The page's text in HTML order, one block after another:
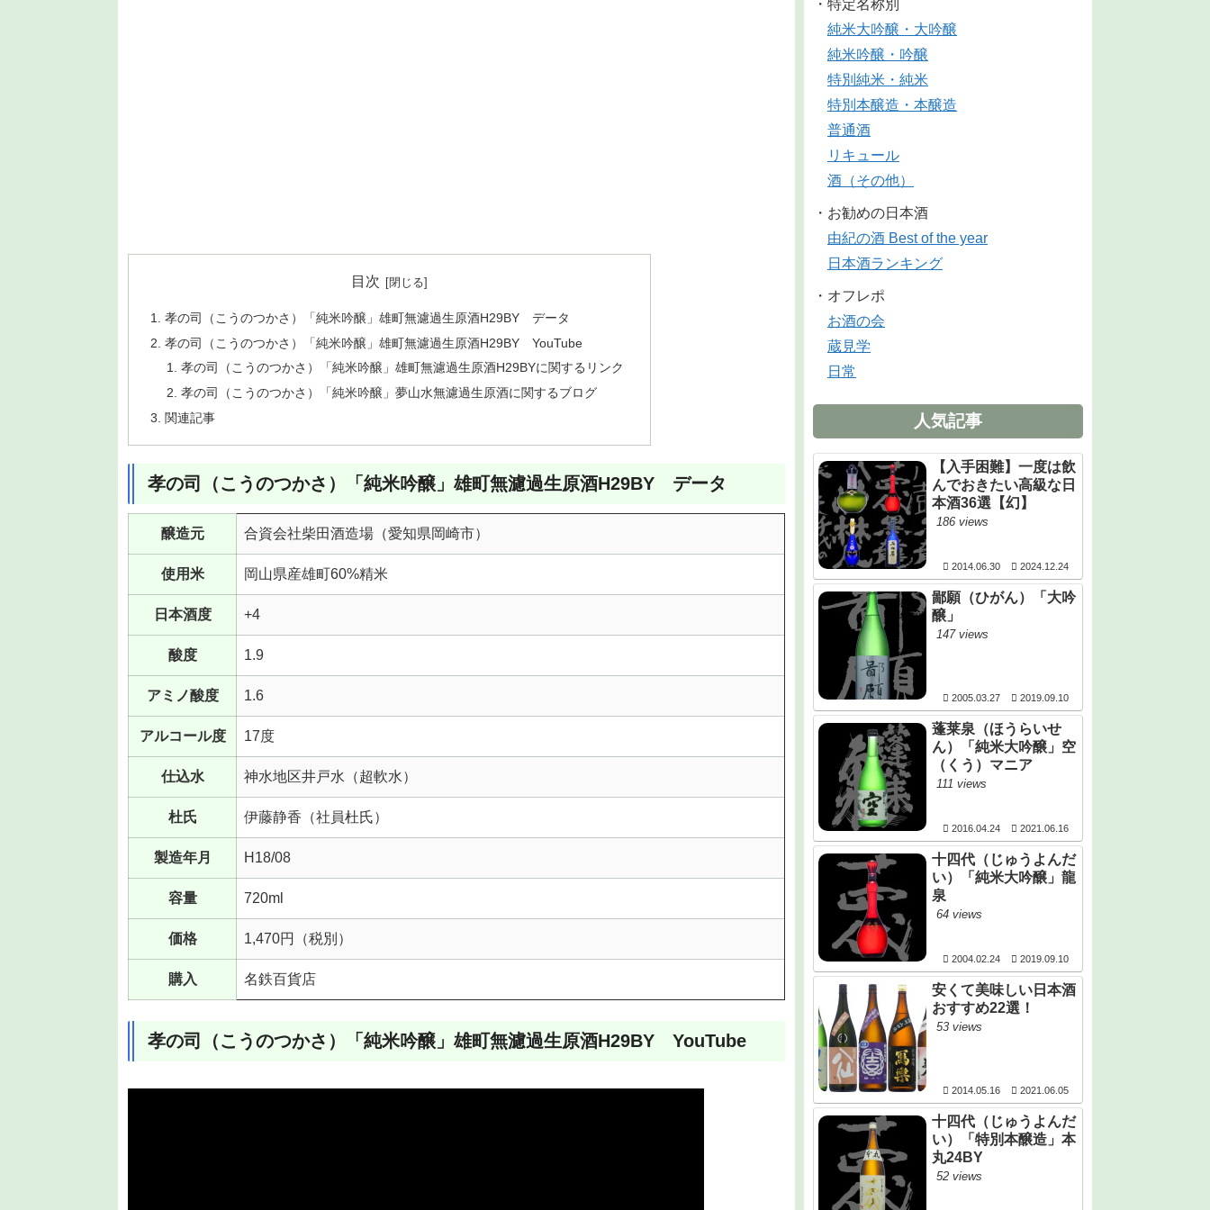
目次
孝の司（こうのつかさ）「純米吟醸」雄町無濾過生原酒H29BY データ
孝の司（こうのつかさ）「純米吟醸」雄町無濾過生原酒H29BY YouTube
孝の司（こうのつかさ）「純米吟醸」雄町無濾過生原酒H29BYに関するリンク
孝の司（こうのつかさ）「純米吟醸」夢山水無濾過生原酒に関するブログ
関連記事
孝の司（こうのつかさ）「純米吟醸」雄町無濾過生原酒H29BY データ
醸造元 合資会社柴田酒造場（愛知県岡崎市）
使用米 岡山県産雄町60%精米
日本酒度 +4
酸度 1.9
アミノ酸度 1.6
アルコール度 17度
仕込水 神水地区井戸水（超軟水）
杜氏 伊藤静香（社員杜氏）
製造年月 H18/08
容量 720ml
価格 1,470円（税別）
購入 名鉄百貨店
孝の司（こうのつかさ）「純米吟醸」雄町無濾過生原酒H29BY YouTube
・特定名称別
純米大吟醸・大吟醸
純米吟醸・吟醸
特別純米・純米
特別本醸造・本醸造
普通酒
リキュール
酒（その他）
・お勧めの日本酒
由紀の酒 Best of the year
日本酒ランキング
・オフレポ
お酒の会
蔵見学
日常
人気記事
【入手困難】一度は飲
んでおきたい高級な日
本酒36選【幻】
186 views
2014.06.30 2024.12.24
鄙願（ひがん）「大吟
醸」
147 views
2005.03.27 2019.09.10
蓬莱泉（ほうらいせ
ん）「純米大吟醸」空
（くう）マニア
111 views
2016.04.24 2021.06.16
十四代（じゅうよんだ
い）「純米大吟醸」龍
泉
64 views
2004.02.24 2019.09.10
安くて美味しい日本酒
おすすめ22選！
53 views
2014.05.16 2021.06.05
十四代（じゅうよんだ
い）「特別本醸造」本
丸24BY
52 views